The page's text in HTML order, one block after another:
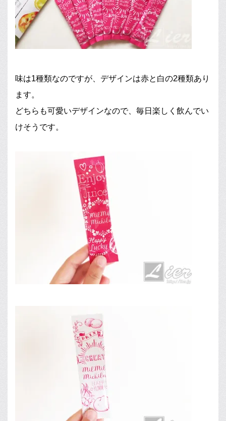
味は1種類なのですが、デザインは赤と白の2種類あり
ます。
どちらも可愛いデザインなので、毎日楽しく飲んでい
けそうです。